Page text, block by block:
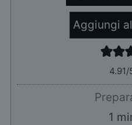
Aggiungi
4.91/
1